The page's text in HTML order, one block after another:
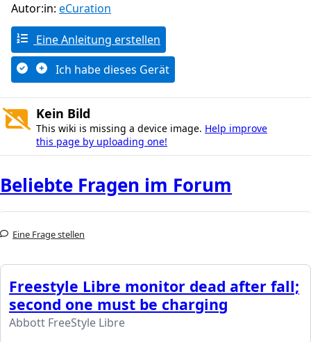
Autor:in: eCuration
Eine Anleitung erstellen
Ich habe dieses Gerät
Kein Bild
This wiki is missing a device image. Help improve
this page by uploading one!
Beliebte Fragen im Forum
Eine Frage stellen
Freestyle Libre monitor dead after fall;
second one must be charging
Abbott FreeStyle Libre